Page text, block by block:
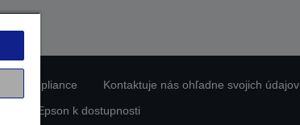
Compliance
Kontaktuje nás ohľadne svojich údajov
Epson k dostupnosti